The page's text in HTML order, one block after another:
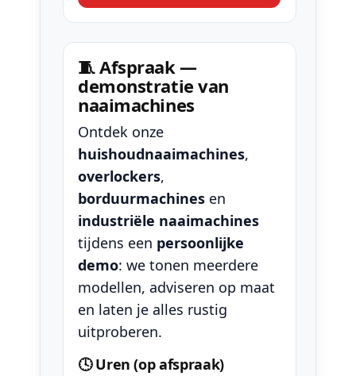
🧵 Afspraak —
demonstratie van
naaimachines
Ontdek onze
huishoudnaaimachines,
overlockers,
borduurmachines en
industriële naaimachines
tijdens een persoonlijke
demo: we tonen meerdere
modellen, adviseren op maat
en laten je alles rustig
uitproberen.
🕓 Uren (op afspraak)